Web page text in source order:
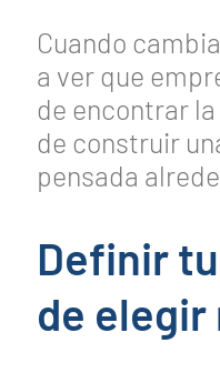
Cuando
a ver que
de encontrar
de construir
pensada
Definir
de elegir